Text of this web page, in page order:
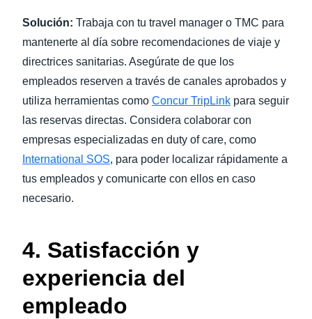
Solución: Trabaja con tu travel manager o TMC para
mantenerte al día sobre recomendaciones de viaje y
directrices sanitarias. Asegúrate de que los
empleados reserven a través de canales aprobados y
utiliza herramientas como Concur TripLink para seguir
las reservas directas. Considera colaborar con
empresas especializadas en duty of care, como
International SOS, para poder localizar rápidamente a
tus empleados y comunicarte con ellos en caso
necesario.
4. Satisfacción y
experiencia del
empleado